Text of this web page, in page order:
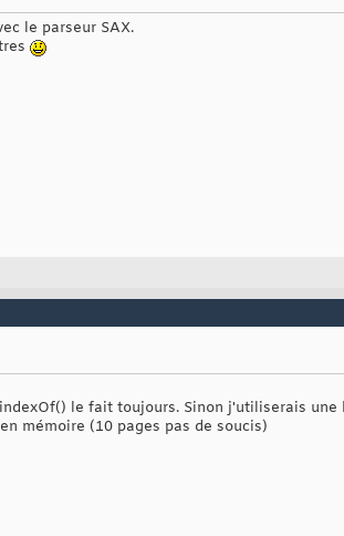
le parseur SAX.
le fait toujours. Sinon j'utiliserais une
mémoire (10 pages pas de soucis)